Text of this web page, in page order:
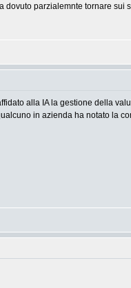
parzialemnte tornare sui
alla IA la gestione della
in azienda ha notato la